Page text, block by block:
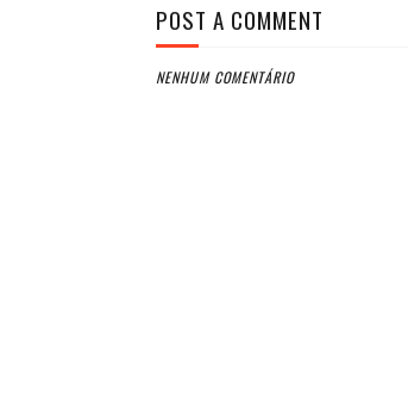
POST A COMMENT
NENHUM COMENTÁRIO